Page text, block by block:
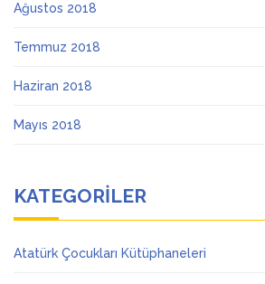
Ağustos 2018
Temmuz 2018
Haziran 2018
Mayıs 2018
KATEGORILER
Atatürk Çocukları Kütüphaneleri